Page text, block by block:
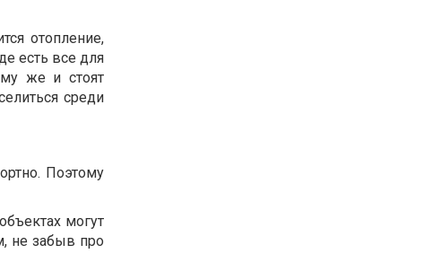
отопление,
есть все для
же и стоят
среди
Поэтому
могут
не забыв про